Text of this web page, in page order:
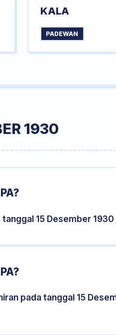
KALA
PADEWAN
1930
15 Desember
pada tanggal 15